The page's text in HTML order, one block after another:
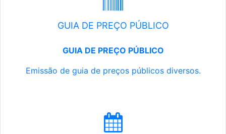
GUIA DE PREÇO PÚBLICO
GUIA DE PREÇO PÚBLICO
Emissão de guia de preços públicos diversos.